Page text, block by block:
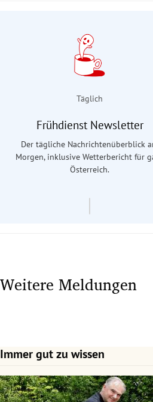
Täglich
Frühdienst Newsletter
Der tägliche Nachrichtenüberblick
Morgen, inklusive Wetterbericht für
Österreich.
Weitere Meldungen
Immer gut zu wissen
Slide 1 von 7